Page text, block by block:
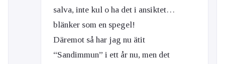
salva, inte kul o ha det i ansiktet…
blänker som en spegel!
Däremot så har jag nu ätit
“Sandimmun” i ett år nu, men det